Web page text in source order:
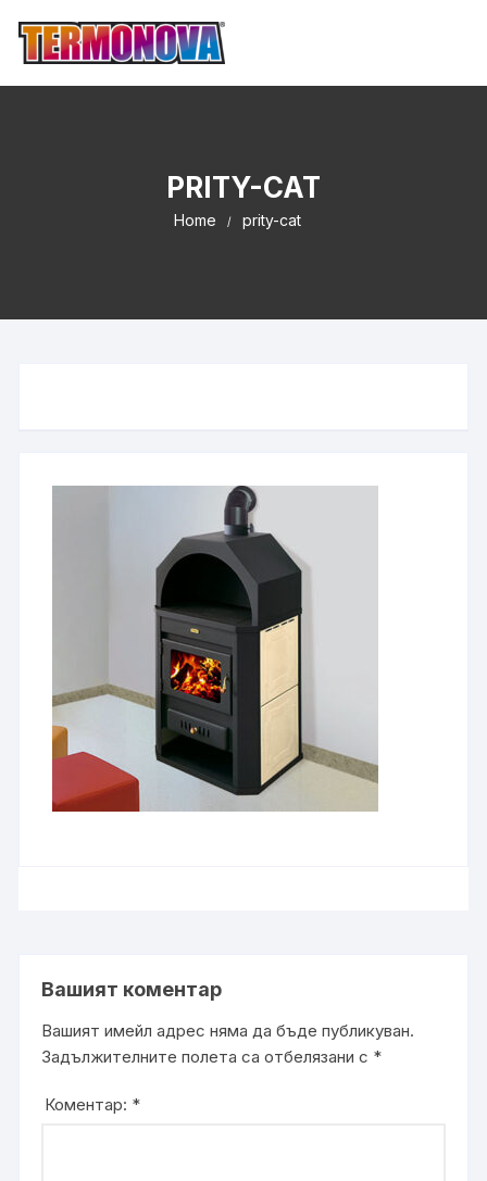
PRITY-CAT
Home prity-cat
Вашият коментар
Вашият имейл адрес няма да бъде публикуван.
Задължителните полета са отбелязани с *
Коментар: *